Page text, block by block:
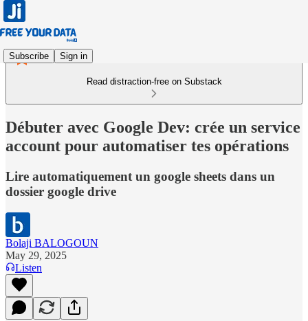
Subscribe Sign in
Read distraction-free on Substack
Débuter avec Google Dev: crée un service
account pour automatiser tes opérations
Lire automatiquement un google sheets dans un
dossier google drive
Bolaji BALOGOUN
May 29, 2025
Listen